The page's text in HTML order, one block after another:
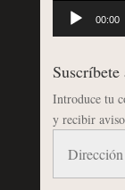
00:00
Introduce tu
y recibir
correo